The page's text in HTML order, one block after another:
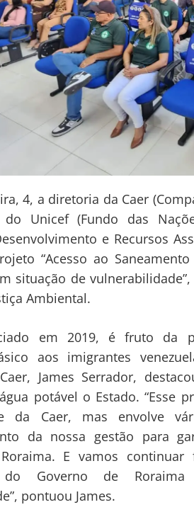
4, a diretoria da Caer
do Unicef (Fundo das
e Recursos
“Acesso ao
situação de
Ambiental.
em 2019, é fruto da
aos imigrantes
James Serrador,
potável o Estado.
da Caer, mas envolve
da nossa gestão para
E vamos
do Governo de
pontuou James.